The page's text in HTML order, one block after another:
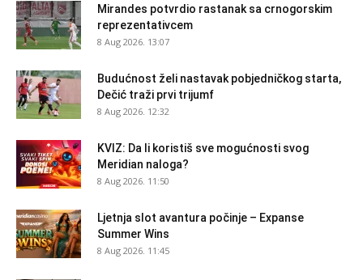
Mirandes potvrdio rastanak sa crnogorskim
reprezentativcem
8 Aug 2026. 13:07
Budućnost želi nastavak pobjedničkog starta,
Dečić traži prvi trijumf
8 Aug 2026. 12:32
KVIZ: Da li koristiš sve mogućnosti svog
Meridian naloga?
8 Aug 2026. 11:50
Ljetnja slot avantura počinje – Expanse
Summer Wins
8 Aug 2026. 11:45